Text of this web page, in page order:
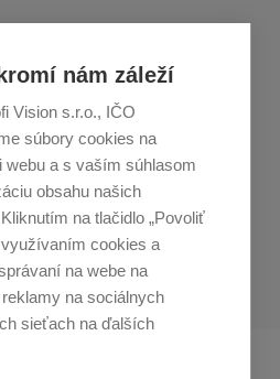
nám záleží
Vision s.r.o., IČO
súbory cookies na
webu a s vaším súhlasom
obsahu našich
na tlačidlo „Povoliť
cookies a
na webe na
na sociálnych
sieťach na ďalších
Instagrame